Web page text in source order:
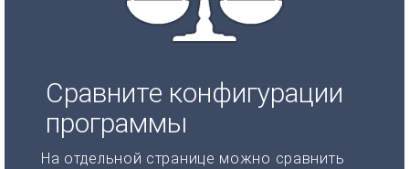
Сравните конфигурации
программы
На отдельной странице можно сравнить